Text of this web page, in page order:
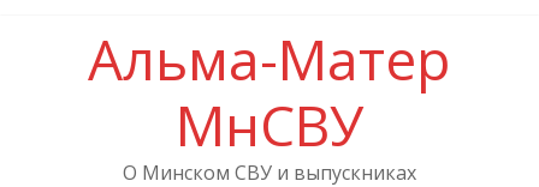
Альма-Матер
МнСВУ
О Минском СВУ и выпускниках